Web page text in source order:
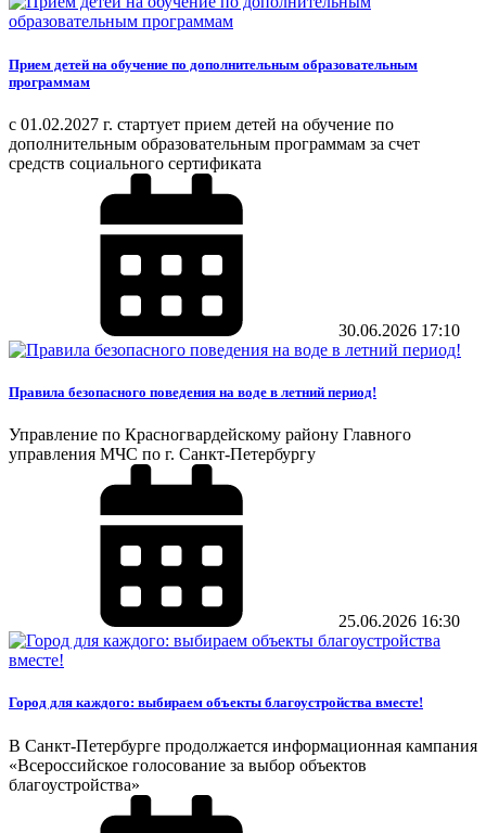
Прием детей на обучение по дополнительным образовательным
программам
с 01.02.2027 г. стартует прием детей на обучение по
дополнительным образовательным программам за счет
средств социального сертификата
30.06.2026 17:10
Правила безопасного поведения на воде в летний период!
Управление по Красногвардейскому району Главного
управления МЧС по г. Санкт-Петербургу
25.06.2026 16:30
Город для каждого: выбираем объекты благоустройства вместе!
В Санкт-Петербурге продолжается информационная кампания
«Всероссийское голосование за выбор объектов
благоустройства»